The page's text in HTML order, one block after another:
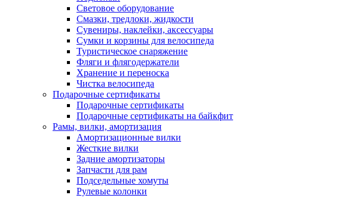
Световое оборудование
Смазки, тредлоки, жидкости
Сувениры, наклейки, аксессуары
Сумки и корзины для велосипеда
Туристическое снаряжение
Фляги и флягодержатели
Хранение и переноска
Чистка велосипеда
Подарочные сертификаты
Подарочные сертификаты
Подарочные сертификаты на байкфит
Рамы, вилки, амортизация
Амортизационные вилки
Жесткие вилки
Задние амортизаторы
Запчасти для рам
Подседельные хомуты
Рулевые колонки